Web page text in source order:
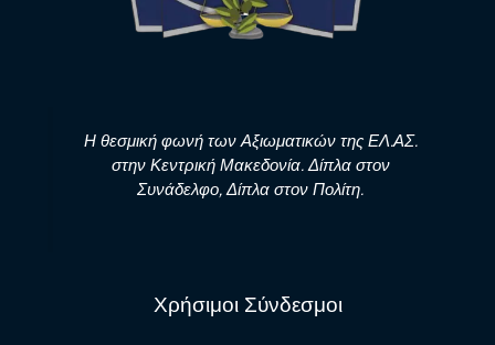
Η θεσμική φωνή των Αξιωματικών της ΕΛ.ΑΣ.
στην Κεντρική Μακεδονία. Δίπλα στον
Συνάδελφο, Δίπλα στον Πολίτη.
Χρήσιμοι Σύνδεσμοι